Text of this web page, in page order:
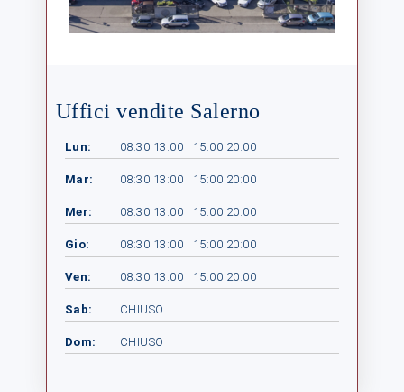
Uffici vendite Salerno
Lun: 08:30 13:00 | 15:00 20:00
Mar: 08:30 13:00 | 15:00 20:00
Mer: 08:30 13:00 | 15:00 20:00
Gio: 08:30 13:00 | 15:00 20:00
Ven: 08:30 13:00 | 15:00 20:00
Sab: CHIUSO
Dom: CHIUSO